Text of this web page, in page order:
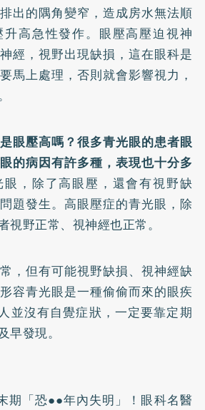
出的隅角變窄，造成房水無法順
高急性發作。眼壓高壓迫視神
經，視野出現缺損，這在眼科是
馬上處理，否則就會影響視力，
眼壓高嗎？很多青光眼的患者眼
的病因有許多種，表現也十分多
眼，除了高眼壓，還會有視野缺
題發生。高眼壓症的青光眼，除
視野正常、視神經也正常。
，但有可能視野缺損、視神經缺
容青光眼是一種偷偷而來的眼疾
並沒有自覺症狀，一定要靠定期
早發現。
期「恐●●年內失明」！眼科名醫